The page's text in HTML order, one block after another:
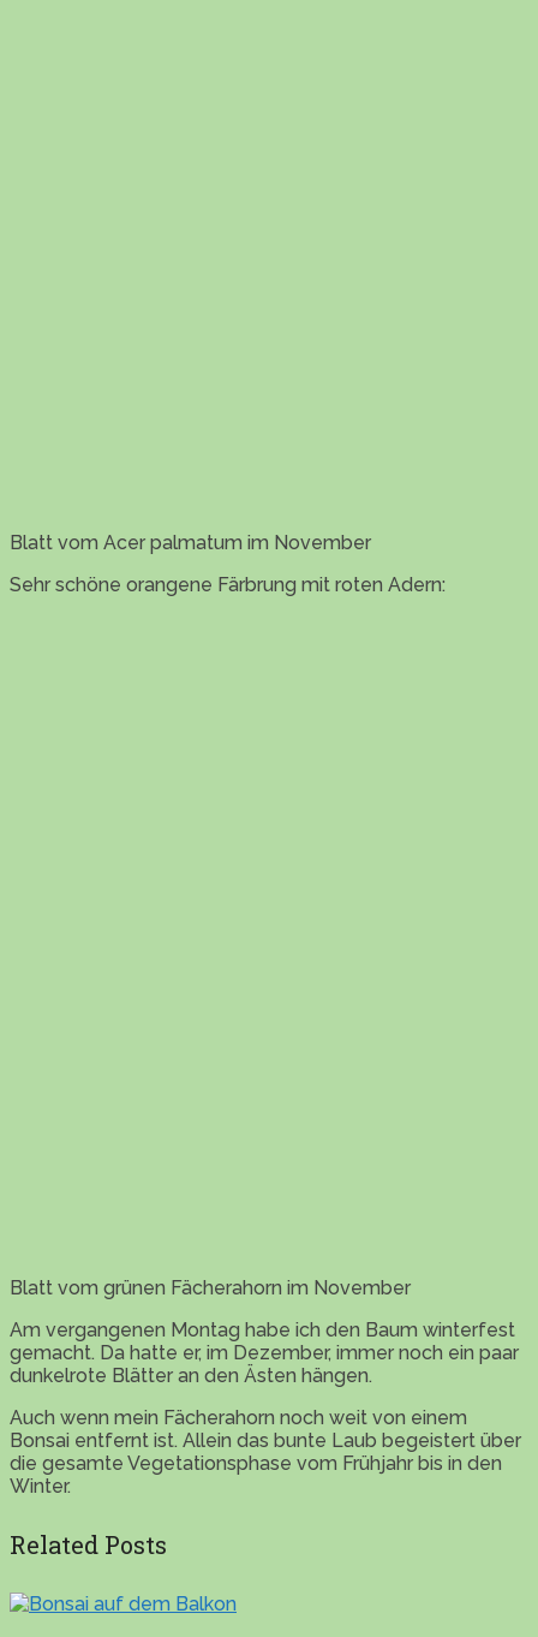
Blatt vom Acer palmatum im November
Sehr schöne orangene Färbrung mit roten Adern:
Blatt vom grünen Fächerahorn im November
Am vergangenen Montag habe ich den Baum winterfest
gemacht. Da hatte er, im Dezember, immer noch ein paar
dunkelrote Blätter an den Ästen hängen.
Auch wenn mein Fächerahorn noch weit von einem
Bonsai entfernt ist. Allein das bunte Laub begeistert über
die gesamte Vegetationsphase vom Frühjahr bis in den
Winter.
Related Posts